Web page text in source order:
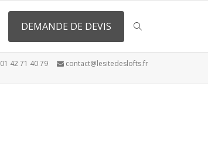
DEMANDE DE DEVIS
01 42 71 40 79 contact@lesitedeslofts.fr